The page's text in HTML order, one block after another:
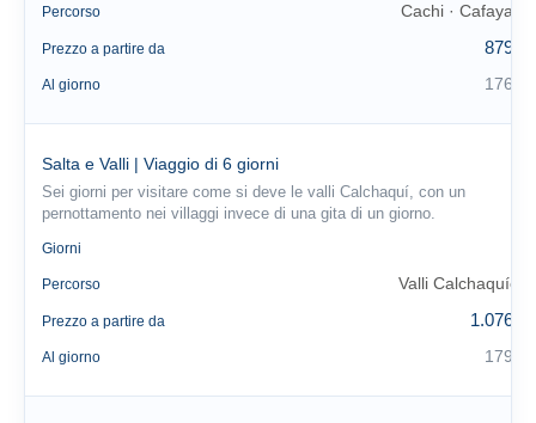
Percorso Cachi · Cafayate
Prezzo a partire da 879 €
Al giorno 176 €
Salta e Valli | Viaggio di 6 giorni
Sei giorni per visitare come si deve le valli Calchaquí, con un
pernottamento nei villaggi invece di una gita di un giorno.
Giorni
Percorso Valli Calchaquíes
Prezzo a partire da 1.076 €
Al giorno 179 €